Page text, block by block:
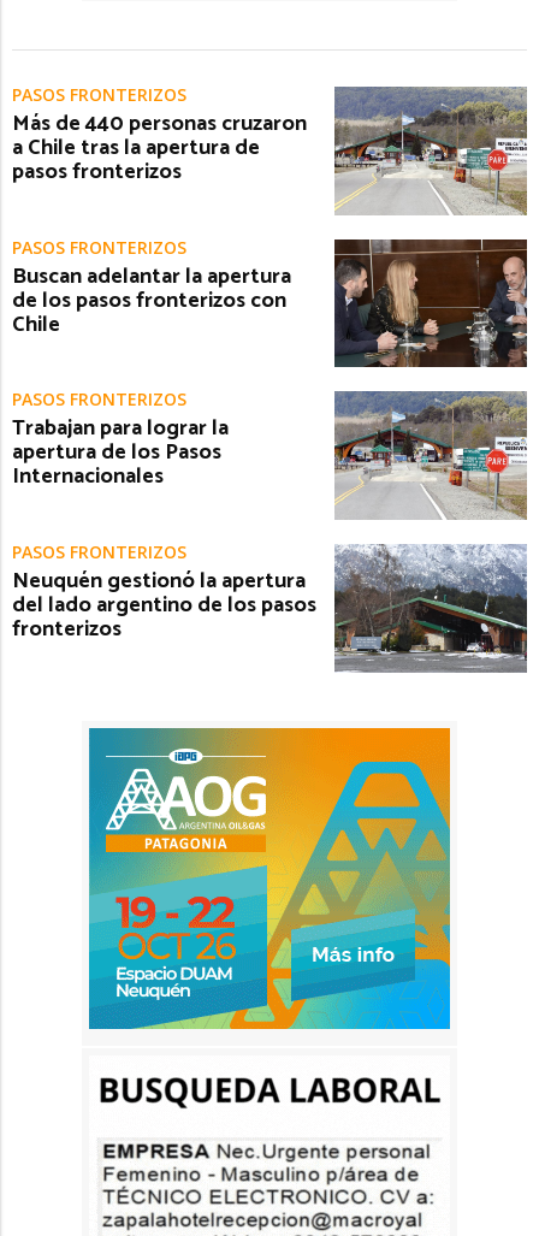
PASOS FRONTERIZOS
Más de 440 personas cruzaron
a Chile tras la apertura de
pasos fronterizos
PASOS FRONTERIZOS
Buscan adelantar la apertura
de los pasos fronterizos con
Chile
PASOS FRONTERIZOS
Trabajan para lograr la
apertura de los Pasos
Internacionales
PASOS FRONTERIZOS
Neuquén gestionó la apertura
del lado argentino de los pasos
fronterizos